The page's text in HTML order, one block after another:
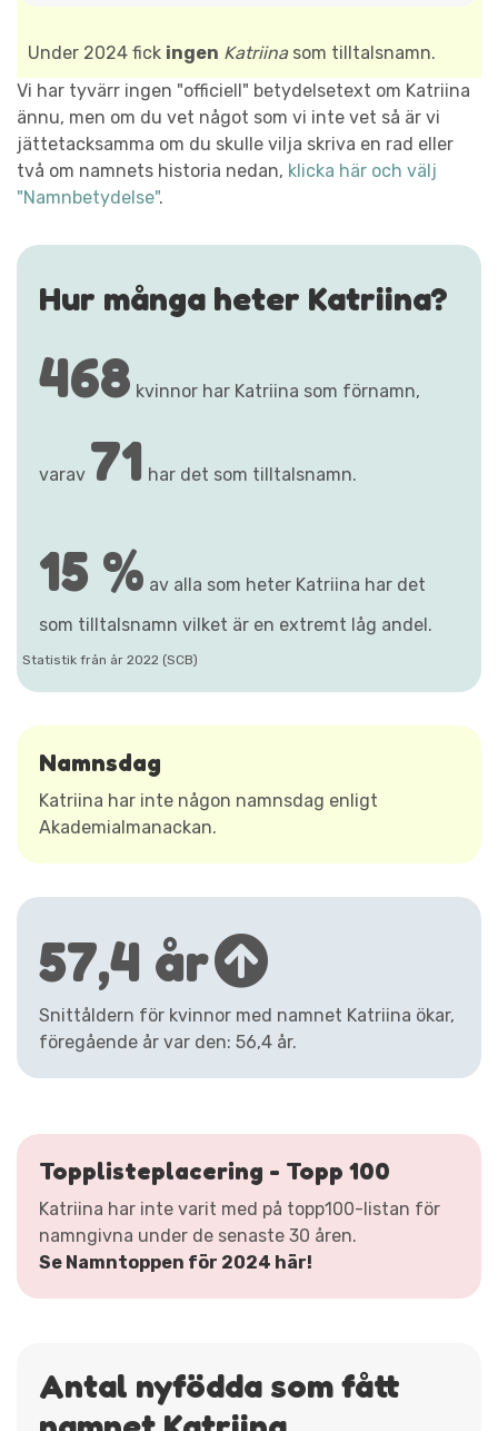
Under 2024 fick ingen Katriinasom tilltalsnamn.
Vi har tyvärr ingen "officiell" betydelsetext om Katriina
ännu, men om du vet något som vi inte vet så är vi
jättetacksamma om du skulle vilja skriva en rad eller
två om namnets historia nedan, klicka här och välj
"Namnbetydelse".
Hur många heter Katriina?
468 kvinnor har Katriina som förnamn,
varav 71 har det som tilltalsnamn.
15 % av alla som heter Katriina har det
som tilltalsnamn vilket är en extremt låg andel.
Statistik från år 2022 (SCB)
Namnsdag
Katriina har inte någon namnsdag enligt
Akademialmanackan.
57,4 år
Snittåldern för kvinnor med namnet Katriina ökar,
föregående år var den: 56,4 år.
Topplisteplacering - Topp 100
Katriina har inte varit med på topp100-listan för
namngivna under de senaste 30 åren.
Se Namntoppen för 2024 här!
Antal nyfödda som fått